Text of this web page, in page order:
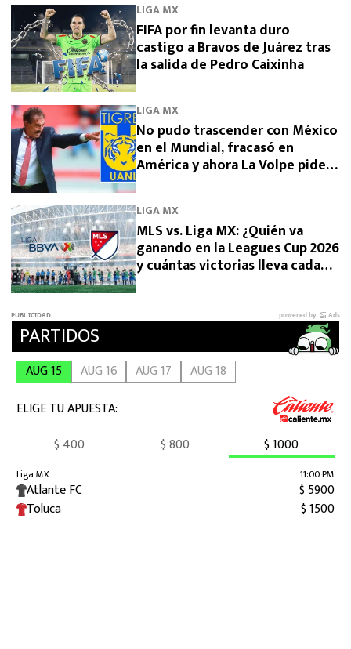
LIGA MX
FIFA por fin levanta duro
castigo a Bravos de Juárez tras
la salida de Pedro Caixinha
LIGA MX
No pudo trascender con México
en el Mundial, fracasó en
América y ahora La Volpe pide
LIGA MX
MLS vs. Liga MX: ¿Quién va
ganando en la Leagues Cup 2026
y cuántas victorias lleva cada